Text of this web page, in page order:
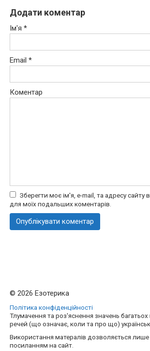
Додати коментар
Ім'я *
Email *
Коментар
Зберегти моє ім'я, e-mail, та адресу сайту
для моїх подальших коментарів.
© 2026 Езотерика
Політика конфіденційності
Тлумачення та роз'яснення значень багатьох
речей (що означає, коли та про що)
Використання матералів дозволяється
посиланням на сайт.